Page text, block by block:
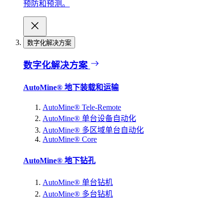
预防和预测。
数字化解决方案
数字化解决方案
AutoMine® 地下装载和运输
AutoMine® Tele-Remote
AutoMine® 单台设备自动化
AutoMine® 多区域单台自动化
AutoMine® Core
AutoMine® 地下钻孔
AutoMine® 单台钻机
AutoMine® 多台钻机